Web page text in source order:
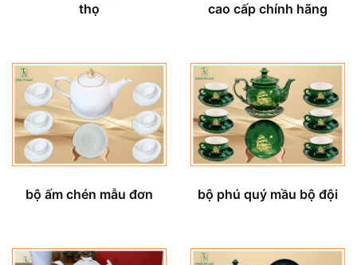
thọ
cao cấp chính hãng
bộ ấm chén mẫu đơn bộ phú quý mầu bộ đội